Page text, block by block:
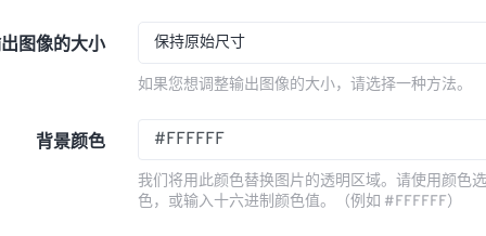
图像的大小 保持原始尺寸
如果您想调整输出图像的大小，请选择一种方法。
背景颜色
我们将用此颜色替换图片的透明区域。请使用颜色
色，或输入十六进制颜色值。（例如 #FFFFFF）